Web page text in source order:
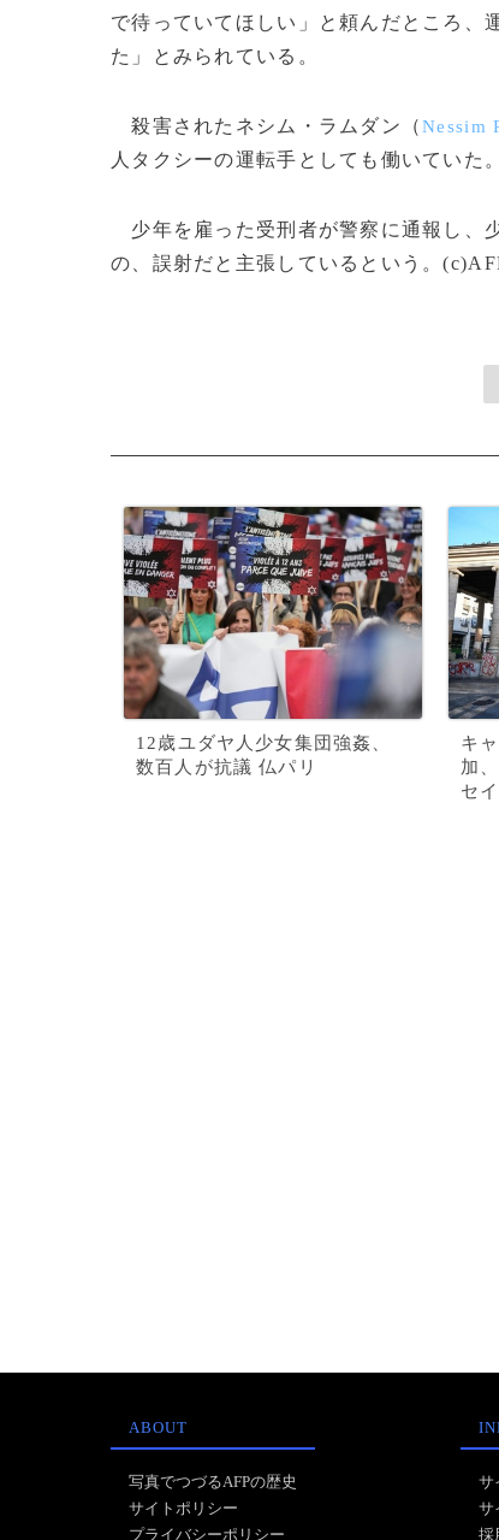
で待っていてほしい」と頼んだところ、
た」とみられている。
殺害されたネシム・ラムダン（Nessim
人タクシーの運転手としても働いていた。
少年を雇った受刑者が警察に通報し、
の、誤射だと主張しているという。
12歳ユダヤ人少女集団強姦、
数百人が抗議 仏パリ
キ
加
セ
ABOUT
写真でつづるAFPの歴史
サイトポリシー
プライバシーポリシー
サ
サ
採